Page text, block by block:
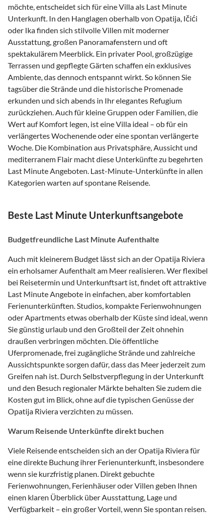
möchte, entscheidet sich für eine Villa als Last Minute
Unterkunft. In den Hanglagen oberhalb von Opatija, Ičići
oder Ika finden sich stilvolle Villen mit moderner
Ausstattung, großen Panoramafenstern und oft
spektakulärem Meerblick. Ein privater Pool, großzügige
Terrassen und gepflegte Gärten schaffen ein exklusives
Ambiente, das dennoch entspannt wirkt. So können Sie
tagsüber die Strände und die historische Promenade
erkunden und sich abends in Ihr elegantes Refugium
zurückziehen. Auch für kleine Gruppen oder Familien, die
Wert auf Komfort legen, ist eine Villa ideal – ob für ein
verlängertes Wochenende oder eine spontan verlängerte
Woche. Die Kombination aus Privatsphäre, Aussicht und
mediterranem Flair macht diese Unterkünfte zu begehrten
Last Minute Angeboten. Last-Minute-Unterkünfte in allen
Kategorien warten auf spontane Reisende.
Beste Last Minute Unterkunftsangebote
Budgetfreundliche Last Minute Aufenthalte
Auch mit kleinerem Budget lässt sich an der Opatija Riviera
ein erholsamer Aufenthalt am Meer realisieren. Wer flexibel
bei Reisetermin und Unterkunftsart ist, findet oft attraktive
Last Minute Angebote in einfachen, aber komfortablen
Ferienunterkünften. Studios, kompakte Ferienwohnungen
oder Apartments etwas oberhalb der Küste sind ideal, wenn
Sie günstig urlaub und den Großteil der Zeit ohnehin
draußen verbringen möchten. Die öffentliche
Uferpromenade, frei zugängliche Strände und zahlreiche
Aussichtspunkte sorgen dafür, dass das Meer jederzeit zum
Greifen nah ist. Durch Selbstverpflegung in der Unterkunft
und den Besuch regionaler Märkte behalten Sie zudem die
Kosten gut im Blick, ohne auf die typischen Genüsse der
Opatija Riviera verzichten zu müssen.
Warum Reisende Unterkünfte direkt buchen
Viele Reisende entscheiden sich an der Opatija Riviera für
eine direkte Buchung ihrer Ferienunterkunft, insbesondere
wenn sie kurzfristig planen. Direkt gebuchte
Ferienwohnungen, Ferienhäuser oder Villen geben Ihnen
einen klaren Überblick über Ausstattung, Lage und
Verfügbarkeit – ein großer Vorteil, wenn Sie spontan reisen.